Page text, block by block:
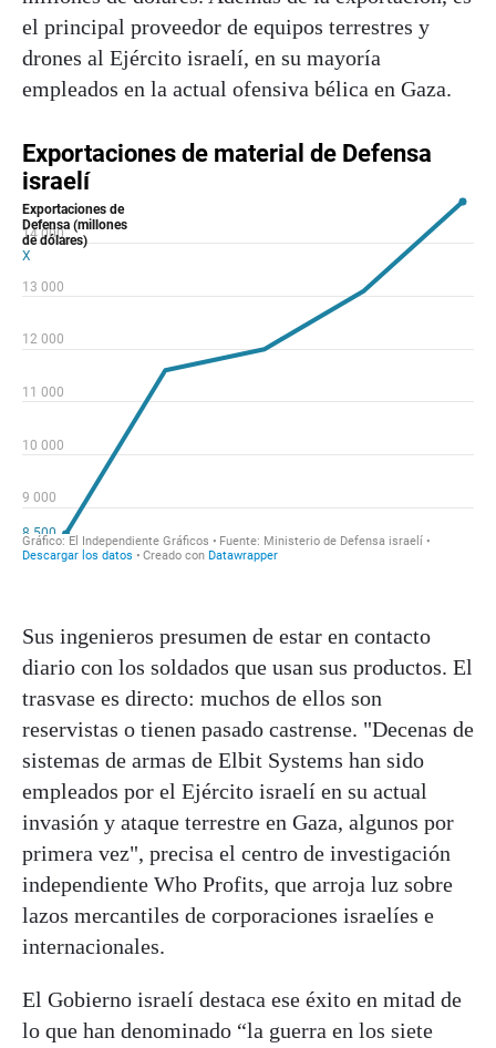
el principal proveedor de equipos terrestres y
drones al Ejército israelí, en su mayoría
empleados en la actual ofensiva bélica en Gaza.
Sus ingenieros presumen de estar en contacto
diario con los soldados que usan sus productos. El
trasvase es directo: muchos de ellos son
reservistas o tienen pasado castrense. "Decenas de
sistemas de armas de Elbit Systems han sido
empleados por el Ejército israelí en su actual
invasión y ataque terrestre en Gaza, algunos por
primera vez", precisa el centro de investigación
independiente Who Profits, que arroja luz sobre
lazos mercantiles de corporaciones israelíes e
internacionales.
El Gobierno israelí destaca ese éxito en mitad de
lo que han denominado “la guerra en los siete